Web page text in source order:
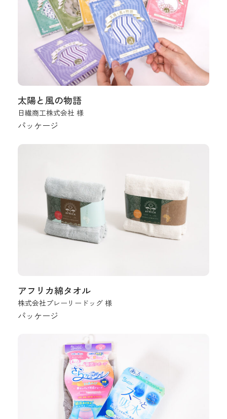
太陽と風の物語
日繊商工株式会社 様
パッケージ
アフリカ綿タオル
株式会社プレーリードッグ 様
パッケージ